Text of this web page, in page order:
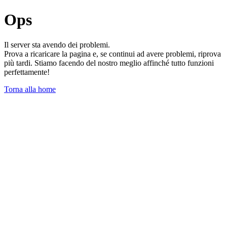
Ops
Il server sta avendo dei problemi.
Prova a ricaricare la pagina e, se continui ad avere problemi, riprova
più tardi. Stiamo facendo del nostro meglio affinché tutto funzioni
perfettamente!
Torna alla home